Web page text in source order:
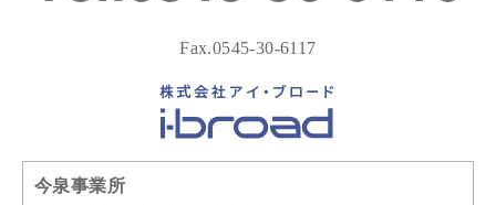
Fax.0545-30-6117
今泉事業所